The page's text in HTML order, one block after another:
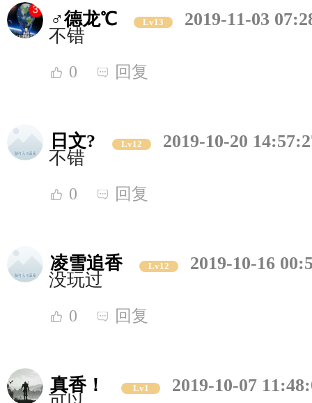
♂德龙℃ Lv13
2019-11-03
不错
0 回复
日文? Lv12
2019-10-20
不错
0 回复
凌雪追香 Lv12
2019-10-16
没玩过
0 回复
真香！ Lv1
2019-10-07